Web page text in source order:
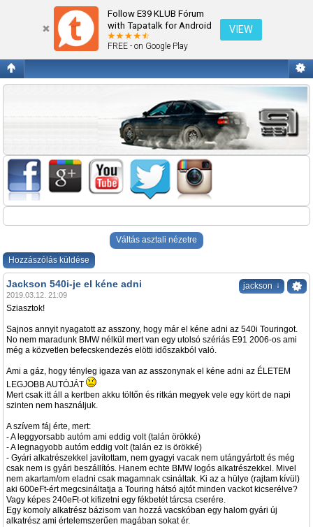
Follow E39 KLUB Fórum
with Tapatalk for Android
FREE - on Google Play
VIEW
Jackson 540i-je el kéne adni
Váltás asztali nézetre
Hozzászólás küldése
jackson ↓
Jackson 540i-je el kéne adni
2019.03.12. 21:09
Sziasztok!
Sajnos annyit nyagatott az asszony, hogy már el kéne adni az 540i Touringot.
No nem maradunk BMW nélkül mert van egy utolsó szériás E91 2006-os ami
még a közvetlen befecskendezés elötti időszakból való.
Ami a gáz, hogy tényleg igaza van az asszonynak el kéne adni az ÉLETEM
LEGJOBB AUTÓJÁT
Mert csak itt áll a kertben akku töltőn és ritkán megyek vele egy kört de napi
szinten nem használjuk.
A szívem fáj érte, mert:
- A leggyorsabb autóm ami eddig volt (talán örökké)
- A legnagyobb autóm eddig volt (talán ez is örökké)
- Gyári alkatrészekkel javítottam, nem gyagyi vacak nem utángyártott és még
csak nem is gyári beszállítós. Hanem echte BMW logós alkatrészekkel. Mivel
nem akartam/om eladni csak magamnak csináltak. Ki az a hülye (rajtam kívül)
aki 600eFt-ért megcsináltatja a Touring hátsó ajtót minden vackot kicserélve?
Vagy képes 240eFt-ot kifizetni egy fékbetét tárcsa cserére.
Egy komoly alkatrész bázisom van hozzá vacskóban egy halom gyári új
alkatrész ami értelemszerűen magában sokat ér.